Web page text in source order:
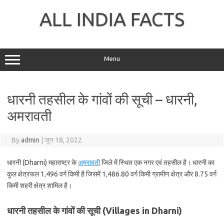
ALL INDIA FACTS
Menu
धारनी तहसील के गांवों की सूची – धारनी,
अमरावती
Byadmin जून 18, 2022
धारनी (Dharni) महाराष्ट्र केअमरावतीजिले में स्थित एक नगर एवं तहसील है। धारनी का
कुल क्षेत्रफल 1,496 वर्ग किमी है जिसमें 1,486.80 वर्ग किमी ग्रामीण क्षेत्र और 8.75 वर्ग
किमी शहरी क्षेत्र शामिल है।
धारनी तहसील के गांवों की सूची (Villages in Dharni)